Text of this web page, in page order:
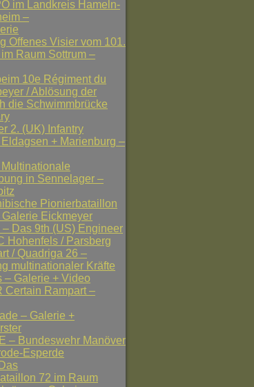
im Landkreis Hameln-
–
Offenes Visier vom 101.
Raum Sottrum –
10e Régiment du
/ Ablösung der
die Schwimmbrücke
2. (UK) Infantry
+ Marienburg –
in Sennelager –
Pionierbataillon
Eickmeyer
Das 9th (US) Engineer
Hohenfels / Parsberg
/ Quadriga 26 –
multinationaler Kräfte
– Galerie + Video
Certain Rampart –
– Galerie +
– Bundeswehr Manöver
Esperde
72 im Raum